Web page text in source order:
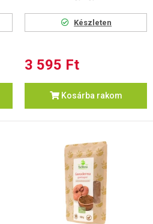
Készleten
3 595 Ft
Kosárba rakom